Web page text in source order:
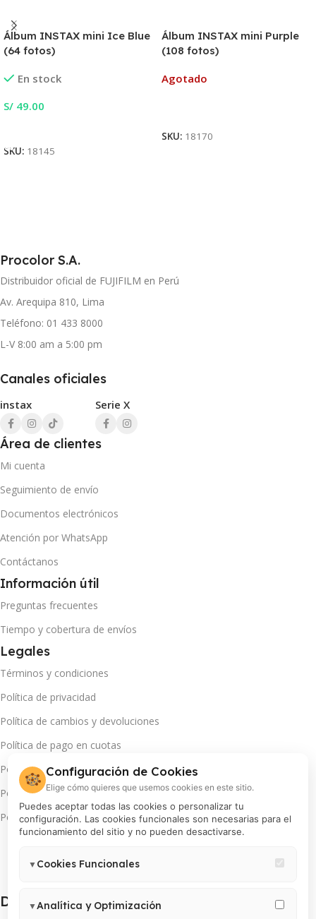
Álbum INSTAX mini Ice Blue
(64 fotos)
En stock
S/ 49.00
SKU: 18145
Álbum INSTAX mini Purple
(108 fotos)
Agotado
SKU: 18170
Procolor S.A.
Distribuidor oficial de FUJIFILM en Perú
Av. Arequipa 810, Lima
Teléfono: 01 433 8000
L-V 8:00 am a 5:00 pm
Canales oficiales
instax Serie X
Área de clientes
Mi cuenta
Seguimiento de envío
Documentos electrónicos
Atención por WhatsApp
Contáctanos
Información útil
Preguntas frecuentes
Tiempo y cobertura de envíos
Legales
Términos y condiciones
Política de privacidad
Política de cambios y devoluciones
Política de pago en cuotas
Política de servicio técnico
Política de promociones
Política de cookies
Descarga App(s):
🍪 Configuración de Cookies
Elige cómo quieres que usemos cookies en este sitio.
Puedes aceptar todas las cookies o personalizar tu
configuración. Las cookies funcionales son necesarias para el
funcionamiento del sitio y no pueden desactivarse.
▼ Cookies Funcionales
sesión, preferencias de usuario). Estas cookies no pueden
▼Analítica y Optimización